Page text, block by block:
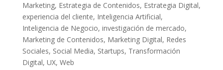
Marketing, Estrategia de Contenidos, Estrategia Digital,
experiencia del cliente, Inteligencia Artificial,
Inteligencia de Negocio, investigación de mercado,
Marketing de Contenidos, Marketing Digital, Redes
Sociales, Social Media, Startups, Transformación
Digital, UX, Web